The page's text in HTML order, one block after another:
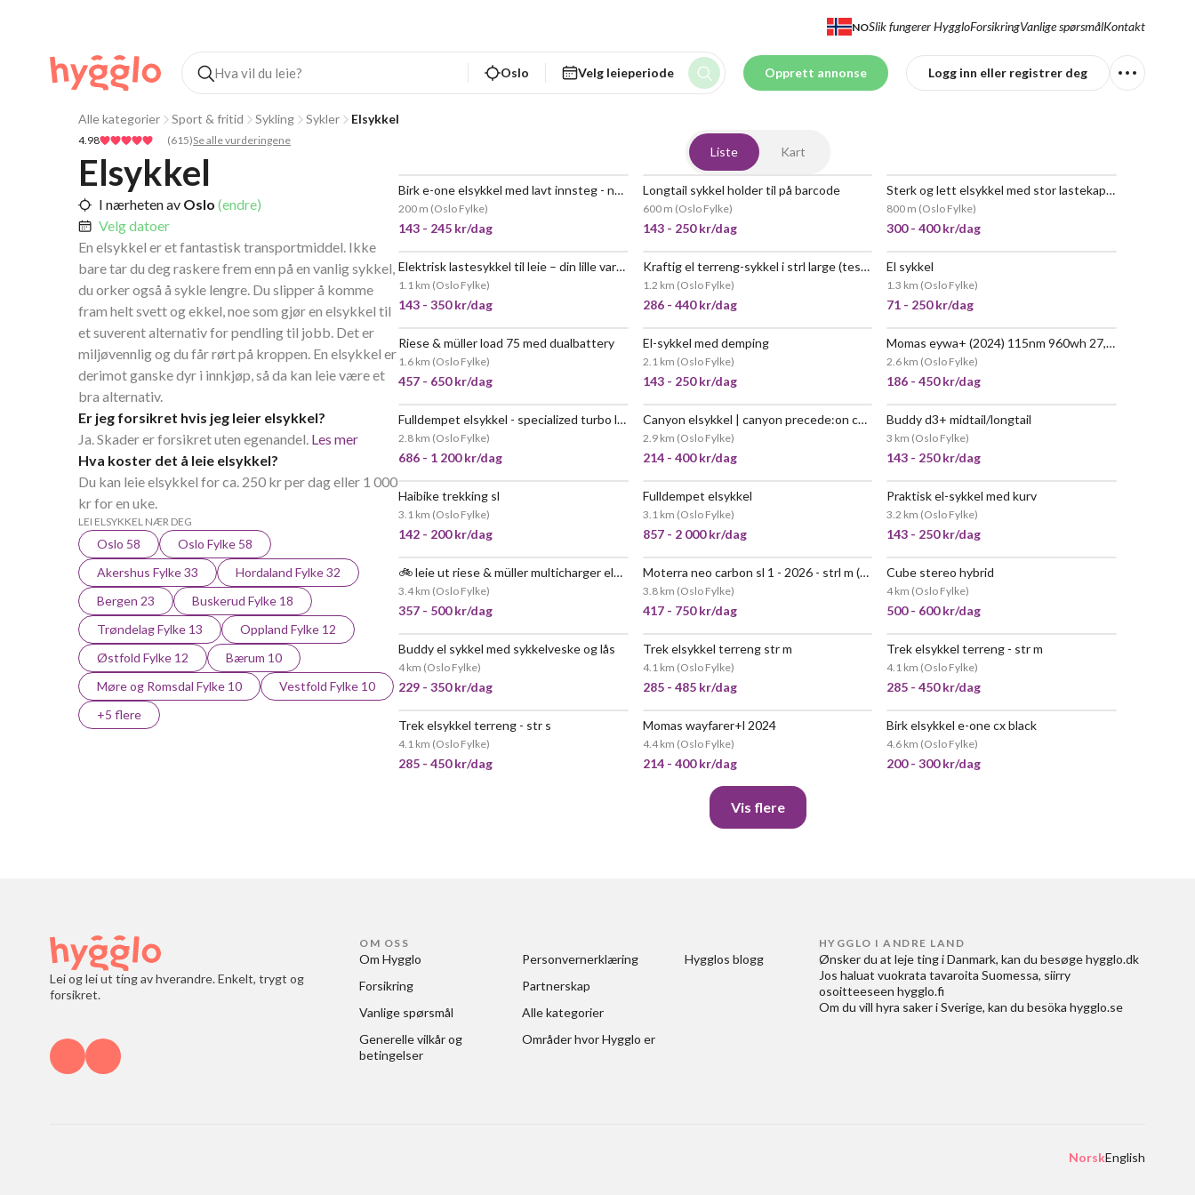
NOSlik fungerer HyggloForsikringVanlige spørsmålKontakt
Oslo Velg leieperiode Opprett annonse Logg inn eller registrer deg
Alle kategorier Sport & fritid Sykling Sykler Elsykkel
4.98 (615)Se alle vurderingene
Elsykkel
I nærheten av Oslo (endre)
Velg datoer
En elsykkel er et fantastisk transportmiddel. Ikke
bare tar du deg raskere frem enn på en vanlig sykkel,
du orker også å sykle lengre. Du slipper å komme
fram helt svett og ekkel, noe som gjør en elsykkel til
et suverent alternativ for pendling til jobb. Det er
miljøvennlig og du får rørt på kroppen. En elsykkel er
derimot ganske dyr i innkjøp, så da kan leie være et
bra alternativ.
Er jeg forsikret hvis jeg leier elsykkel?
Ja. Skader er forsikret uten egenandel. Les mer
Hva koster det å leie elsykkel?
Du kan leie elsykkel for ca. 250 kr per dag eller 1 000
kr for en uke.
LEI ELSYKKEL NÆR DEG
Oslo 58
Oslo Fylke 58
Akershus Fylke 33
Hordaland Fylke 32
Bergen 23
Buskerud Fylke 18
Trøndelag Fylke 13
Oppland Fylke 12
Østfold Fylke 12
Bærum 10
Møre og Romsdal Fylke 10
Vestfold Fylke 10
+5 flere
Liste Kart
VELDIG POPULÆR Birk e-one elsykkel med lavt innsteg - nytt batteri
200 m (Oslo Fylke)
143 - 245 kr/dag
POPULÆR
Longtail sykkel holder til på barcode
600 m (Oslo Fylke)
143 - 250 kr/dag
POPULÆR Sterk og lett elsykkel med stor lastekapasitet
800 m (Oslo Fylke)
300 - 400 kr/dag
POPULÆR Elektrisk lastesykkel til leie – din lille varebil på to hjul 🚲⚡
1.1 km (Oslo Fylke)
143 - 350 kr/dag
VELDIG POPULÆR Kraftig el terreng-sykkel i strl large (testvinner 2025)
1.2 km (Oslo Fylke)
286 - 440 kr/dag
El sykkel
1.3 km (Oslo Fylke)
71 - 250 kr/dag
Riese & müller load 75 med dualbattery
1.6 km (Oslo Fylke)
457 - 650 kr/dag
VELDIG POPULÆR
El-sykkel med demping
2.1 km (Oslo Fylke)
143 - 250 kr/dag
VELDIG POPULÆR Momas eywa+ (2024) 115nm 960wh 27,5”
2.6 km (Oslo Fylke)
186 - 450 kr/dag
Fulldempet elsykkel - specialized turbo levo comp carbon s5 (xl)
2.8 km (Oslo Fylke)
686 - 1 200 kr/dag
NYTT! Canyon elsykkel | canyon precede:on comfort 5
2.9 km (Oslo Fylke)
214 - 400 kr/dag
Buddy d3+ midtail/longtail
3 km (Oslo Fylke)
143 - 250 kr/dag
Haibike trekking sl
3.1 km (Oslo Fylke)
142 - 200 kr/dag
Fulldempet elsykkel
3.1 km (Oslo Fylke)
857 - 2 000 kr/dag
VELDIG POPULÆR
Praktisk el-sykkel med kurv
3.2 km (Oslo Fylke)
143 - 250 kr/dag
🚲 leie ut riese & müller multicharger elsykkel – perfekt for familie og byliv
3.4 km (Oslo Fylke)
357 - 500 kr/dag
VELDIG POPULÆR Moterra neo carbon sl 1 - 2026 - strl m (175-185 cm)
3.8 km (Oslo Fylke)
417 - 750 kr/dag
Cube stereo hybrid
4 km (Oslo Fylke)
500 - 600 kr/dag
Buddy el sykkel med sykkelveske og lås
4 km (Oslo Fylke)
229 - 350 kr/dag
VELDIG POPULÆR
Trek elsykkel terreng str m
4.1 km (Oslo Fylke)
285 - 485 kr/dag
VELDIG POPULÆR
Trek elsykkel terreng - str m
4.1 km (Oslo Fylke)
285 - 450 kr/dag
VELDIG POPULÆR
Trek elsykkel terreng - str s
4.1 km (Oslo Fylke)
285 - 450 kr/dag
Momas wayfarer+l 2024
4.4 km (Oslo Fylke)
214 - 400 kr/dag
Birk elsykkel e-one cx black
4.6 km (Oslo Fylke)
200 - 300 kr/dag
Vis flere
Lei og lei ut ting av hverandre. Enkelt, trygt og
forsikret.
OM OSS
Om Hygglo
Forsikring
Vanlige spørsmål
Generelle vilkår og
betingelser
Personvernerklæring
Partnerskap
Alle kategorier
Områder hvor Hygglo er
Hygglos blogg
HYGGLO I ANDRE LAND
Ønsker du at leje ting i Danmark, kan du besøge hygglo.dk
Jos haluat vuokrata tavaroita Suomessa, siirry
osoitteeseen hygglo.fi
Om du vill hyra saker i Sverige, kan du besöka hygglo.se
NorskEnglish